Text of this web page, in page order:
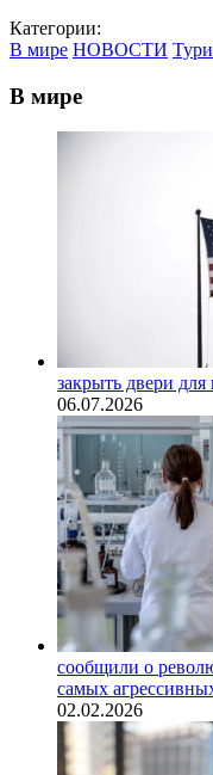
Категории:
В мире НОВОСТИ
В мире
закрыть двери
06.07.2026
сообщили о
самых
02.02.2026